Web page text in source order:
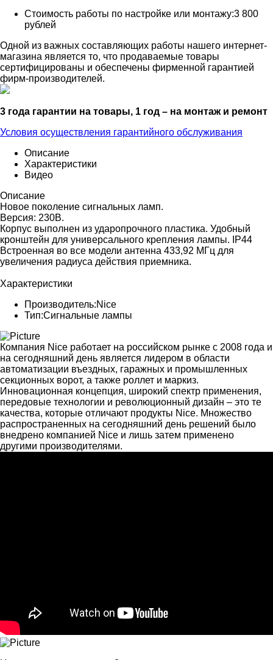
Стоимость работы по настройке или монтажу:3 800
рублей
Одной из важных составляющих работы нашего интернет-
магазина является то, что продаваемые товары
сертифицированы и обеспечены фирменной гарантией
фирм-производителей.
3 года гарантии на товары, 1 год – на монтаж и ремонт
Условия осуществления гарантийного обслуживания
Описание
Характеристики
Видео
Описание
Новое поколение сигнальных ламп.
Версия: 230В.
Корпус выполнен из ударопрочного пластика. Удобный
кронштейн для универсального крепления лампы. IP44
Встроенная во все модели антенна 433,92 МГц для
увеличения радиуса действия приемника.
Характеристики
Производитель:Nice
Тип:Сигнальные лампы
Компания Nice работает на российском рынке с 2008 года и
на сегодняшний день является лидером в области
автоматизации въездных, гаражных и промышленных
секционных ворот, а также роллет и маркиз.
Инновационная концепция, широкий спектр применения,
передовые технологии и революционный дизайн – это те
качества, которые отличают продукты Nice. Множество
распространенных на сегодняшний день решений было
внедрено компанией Nice и лишь затем применено
другими производителями.